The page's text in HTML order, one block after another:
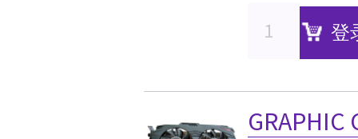
登
GRAPHIC